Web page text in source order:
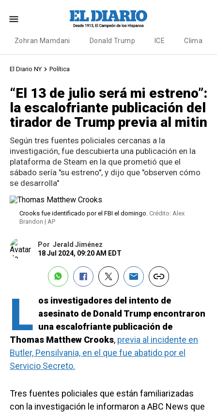
Zohran Mamdani Donald Trump ICE Clima
El Diario NY Política
“El 13 de julio será mi estreno”:
la escalofriante publicación del
tirador de Trump previa al mitin
Según tres fuentes policiales cercanas a la
investigación, fue descubierta una publicación en la
plataforma de Steam en la que prometió que el
sábado sería "su estreno", y dijo que "observen cómo
se desarrolla"
Crooks fue identificado por el FBI el domingo. Crédito: Alex
Brandon | AP
Por Jerald Jiménez
18 Jul 2024, 09:20 AM EDT
L os investigadores del intento de
asesinato de Donald Trump encontraron
una escalofriante publicación de
Thomas Matthew Crooks, previa al incidente en
Butler, Pensilvania, en el que fue abatido por el
Servicio Secreto.
Tres fuentes policiales que están familiarizadas
con la investigación le informaron a ABC News que